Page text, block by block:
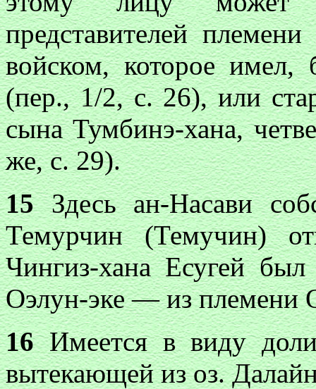
представителей
войском, которое
(пер., 1/2, с. 26), или
сына Тумбинэ-хана,
же, с. 29).
15Здесь ан-Насави
Темурчин (Темучин)
Чингиз-хана Есугей
Оэлун-эке — из племени
16Имеется в виду
вытекающей из оз.